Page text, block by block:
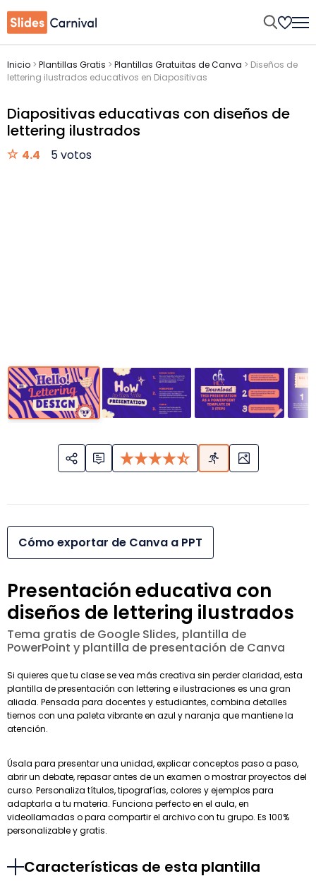
Inicio > Plantillas Gratis > Plantillas Gratuitas de Canva > Diseños de
lettering ilustrados educativos en Diapositivas
Diapositivas educativas con diseños de
lettering ilustrados
4.4 5 votos
Cómo exportar de Canva a PPT
Presentación educativa con
diseños de lettering ilustrados
Tema gratis de Google Slides, plantilla de
PowerPoint y plantilla de presentación de Canva
Si quieres que tu clase se vea más creativa sin perder claridad, esta
plantilla de presentación con lettering e ilustraciones es una gran
aliada. Pensada para docentes y estudiantes, combina detalles
tiernos con una paleta vibrante en azul y naranja que mantiene la
atención.
Úsala para presentar una unidad, explicar conceptos paso a paso,
abrir un debate, repasar antes de un examen o mostrar proyectos del
curso. Personaliza títulos, tipografías, colores y ejemplos para
adaptarla a tu materia. Funciona perfecto en el aula, en
videollamadas o para compartir el archivo con tu grupo. Es 100%
personalizable y gratis.
Características de esta plantilla